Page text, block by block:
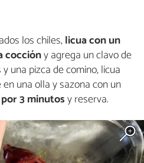
los chiles,licua con un
coccióny agrega un clavo de
una pizca de comino, licua
una olla y sazona con un
3 minutosy reserva.